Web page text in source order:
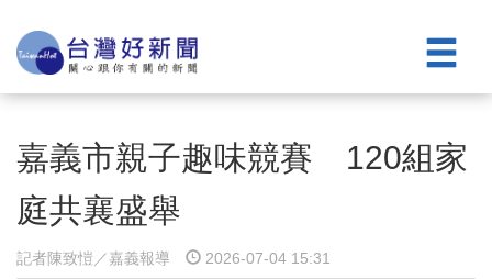
嘉義市親子趣味競賽 120組家
庭共襄盛舉
記者陳致愷／嘉義報導 2026-07-04 15:31